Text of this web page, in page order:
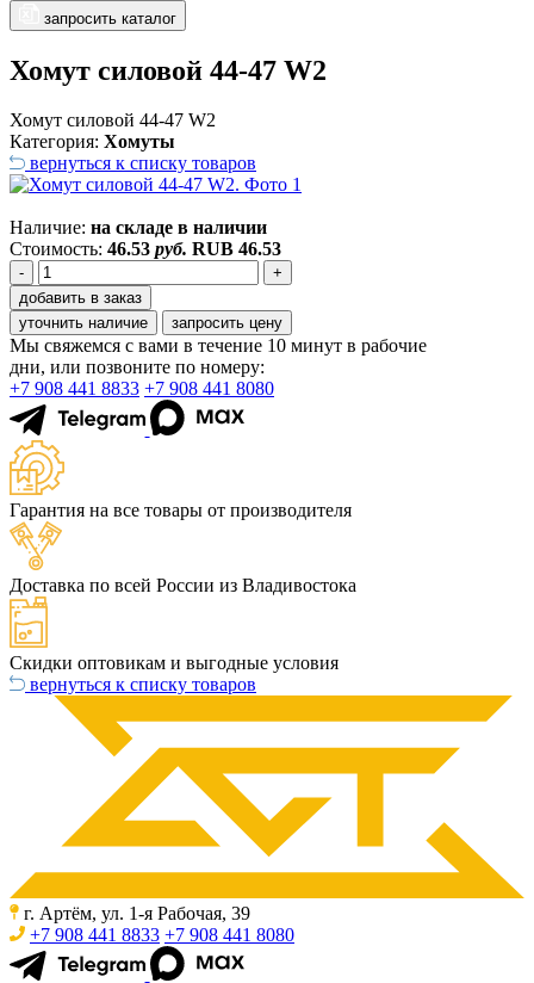
запросить каталог
Хомут силовой 44-47 W2
Хомут силовой 44-47 W2
Категория: Хомуты
вернуться к списку товаров
Наличие: на складе в наличии
Стоимость: 46.53 руб. RUB 46.53
-
+
добавить в заказ
уточнить наличие
запросить цену
Мы свяжемся с вами в течение 10 минут в рабочие
дни, или позвоните по номеру:
+7 908 441 8833 +7 908 441 8080
Гарантия на все товары от производителя
Доставка по всей России из Владивостока
Скидки оптовикам и выгодные условия
вернуться к списку товаров
г. Артём, ул. 1-я Рабочая, 39
+7 908 441 8833 +7 908 441 8080